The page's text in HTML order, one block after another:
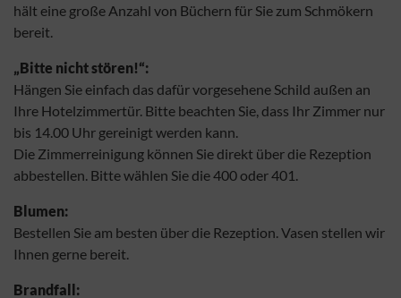
hält eine große Anzahl von Büchern für Sie zum Schmökern
bereit.
„Bitte nicht stören!“:
Hängen Sie einfach das dafür vorgesehene Schild außen an
Ihre Hotelzimmertür. Bitte beachten Sie, dass Ihr Zimmer nur
bis 14.00 Uhr gereinigt werden kann.
Die Zimmerreinigung können Sie direkt über die Rezeption
abbestellen. Bitte wählen Sie die 400 oder 401.
Blumen:
Bestellen Sie am besten über die Rezeption. Vasen stellen wir
Ihnen gerne bereit.
Brandfall: